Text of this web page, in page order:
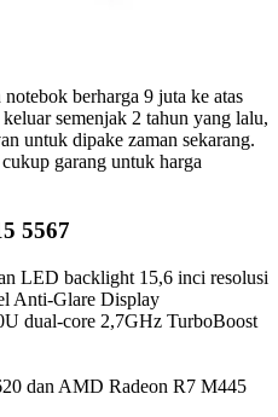
berharga 9 juta ke atas
semenjak 2 tahun yang lalu,
untuk dipake zaman sekarang.
garang untuk harga
5567
LED backlight 15,6 inci resolusi
Anti-Glare Display
dual-core 2,7GHz TurboBoost
dan AMD Radeon R7 M445